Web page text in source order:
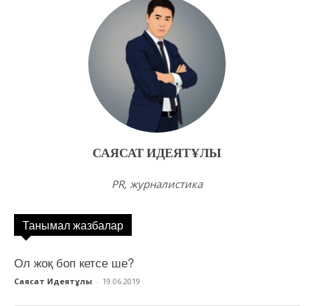
САЯСАТ ИДЕЯТҰЛЫ
PR, журналистика
Танымал жазбалар
Ол жоқ боп кетсе ше?
Саясат Идеятұлы - 19.06.2019